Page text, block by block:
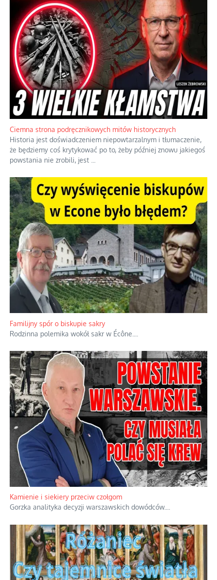
Szlachetna duma z historycznego braku rozsądku
Jednym z dziedzictw polskiej kontrreformacji jest skłonność do
oceniania wszystkiego w kategoriach moralnych, w tym
również polityki międzynarodowej, a...
Ciemna strona podręcznikowych mitów historycznych
Historia jest doświadczeniem niepowtarzalnym i tłumaczenie,
że będziemy coś krytykować po to, żeby później znowu jakiegoś
powstania nie zrobili, jest...
Familijny spór o biskupie sakry
Rodzinna polemika wokół sakr w Écône.